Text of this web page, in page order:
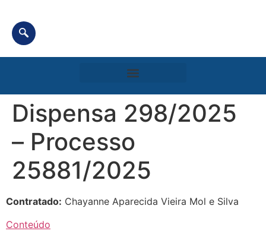
Dispensa 298/2025
– Processo
25881/2025
Contratado: Chayanne Aparecida Vieira Mol e Silva
Conteúdo